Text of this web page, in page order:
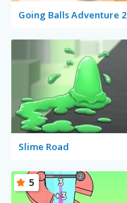
Going Balls Adventure 2
Slime Road
5